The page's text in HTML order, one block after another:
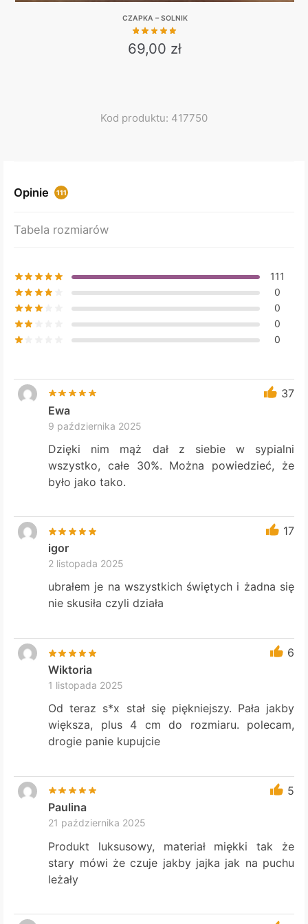
CZAPKA – SOLNIK
69,00 zł
Kod produktu: 417750
Opinie 111
Tabela rozmiarów
111
0
0
0
0
37
Ewa
9 października 2025
Dzięki nim mąż dał z siebie w sypialni
wszystko, całe 30%. Można powiedzieć, że
było jako tako.
17
igor
2 listopada 2025
ubrałem je na wszystkich świętych i żadna się
nie skusiła czyli działa
6
Wiktoria
1 listopada 2025
Od teraz s*x stał się piękniejszy. Pała jakby
większa, plus 4 cm do rozmiaru. polecam,
drogie panie kupujcie
5
Paulina
21 października 2025
Produkt luksusowy, materiał miękki tak że
stary mówi że czuje jakby jajka jak na puchu
leżały